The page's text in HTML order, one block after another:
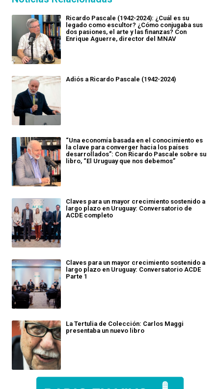
Ricardo Pascale (1942-2024): ¿Cuál es su
legado como escultor? ¿Cómo conjugaba sus
dos pasiones, el arte y las finanzas? Con
Enrique Aguerre, director del MNAV
Adiós a Ricardo Pascale (1942-2024)
“Una economía basada en el conocimiento es
la clave para converger hacia los países
desarrollados”: Con Ricardo Pascale sobre su
libro, “El Uruguay que nos debemos”
Claves para un mayor crecimiento sostenido a
largo plazo en Uruguay: Conversatorio de
ACDE completo
Claves para un mayor crecimiento sostenido a
largo plazo en Uruguay: Conversatorio ACDE
Parte 1
La Tertulia de Colección: Carlos Maggi
presentaba un nuevo libro